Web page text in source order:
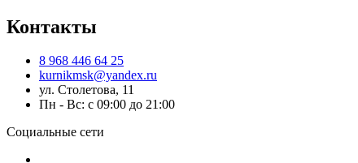
Контакты
8 968 446 64 25
kurnikmsk@yandex.ru
ул. Столетова, 11
Пн - Вс: с 09:00 до 21:00
Социальные сети